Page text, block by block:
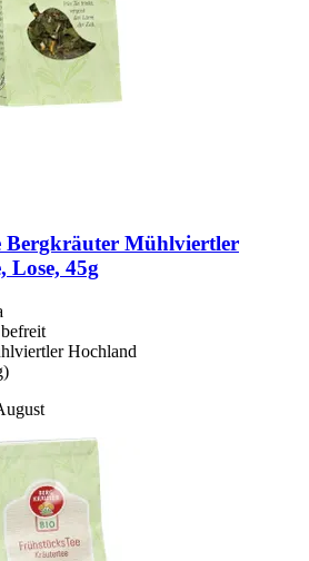
Bergkräuter Mühlviertler
Lose, 45g
Hochland